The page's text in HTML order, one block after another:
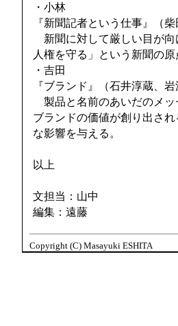
・小林
『新聞記者という仕事』（
新聞に対して厳しい目が向
人権を守る」という新聞の
・吉田
『ブランド』（石井淳蔵、
製品と名前のあいだのメッ
ブランドの価値が創り出さ
な影響を与える。
以上
文担当：山中
編集：遠藤
Copyright (C) Masayuki ESHITA